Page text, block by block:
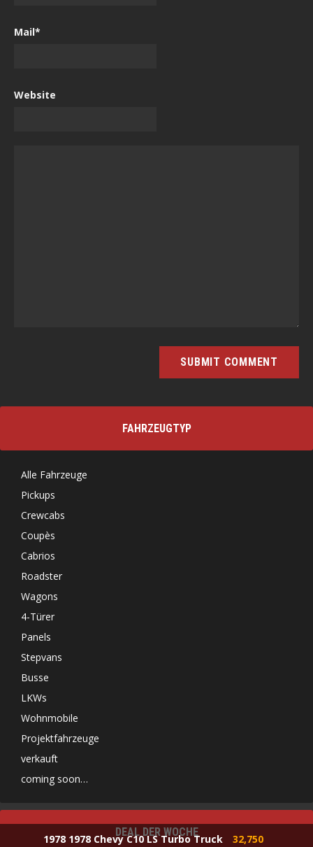
Mail*
Website
FAHRZEUGTYP
Alle Fahrzeuge
Pickups
Crewcabs
Coupès
Cabrios
Roadster
Wagons
4-Türer
Panels
Stepvans
Busse
LKWs
Wohnmobile
Projektfahrzeuge
verkauft
coming soon…
DEAL DER WOCHE
1978 1978 Chevy C10 LS Turbo Truck 32,750